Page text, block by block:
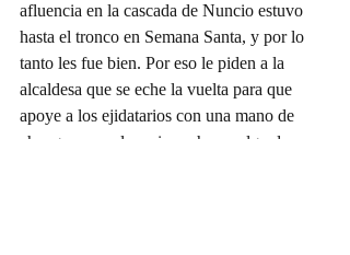
afluencia en la cascada de Nuncio estuvo
hasta el tronco en Semana Santa, y por lo
tanto les fue bien. Por eso le piden a la
alcaldesa que se eche la vuelta para que
apoye a los ejidatarios con una mano de
chango, para el camino y hacer algo de